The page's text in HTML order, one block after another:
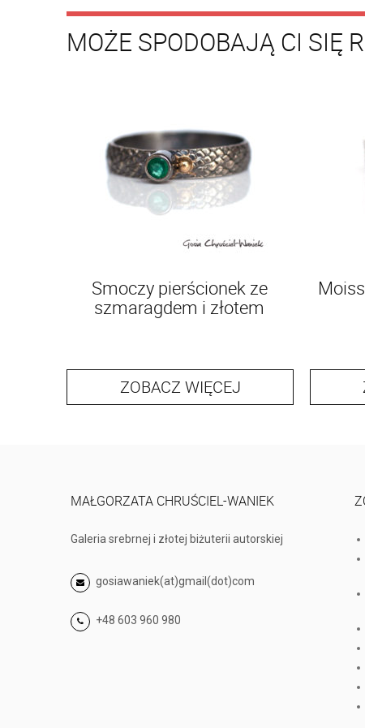
MOŻE SPODOBAJĄ CI SIĘ
Smoczy pierścionek ze
szmaragdem i złotem
ZOBACZ WIĘCEJ
MAŁGORZATA CHRUŚCIEL-WANIEK
Galeria srebrnej i złotej biżuterii autorskiej
gosiawaniek(at)gmail(dot)com
+48 603 960 980